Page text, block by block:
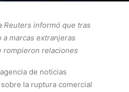
Reuters informó que tras
marcas extranjeras
rompieron relaciones
de noticias
la ruptura comercial